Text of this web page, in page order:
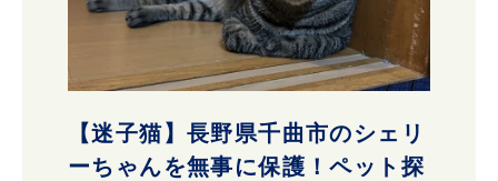
【迷子猫】長野県千曲市のシェリ
ーちゃんを無事に保護！ペット探